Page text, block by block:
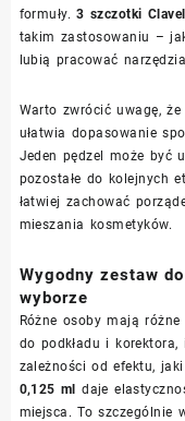
formuły.3 szczotki
takim zastosowaniu –
lubią pracować
Warto zwrócić uwagę,
ułatwia dopasowanie
Jeden pędzel może być
pozostałe do kolejnych
łatwiej zachować
mieszania kosmetyków.
Wygodny zestaw
wyborze
Różne osoby mają
do podkładu i
zależności od efektu,
0,125 ml daje
miejsca. To szczególnie